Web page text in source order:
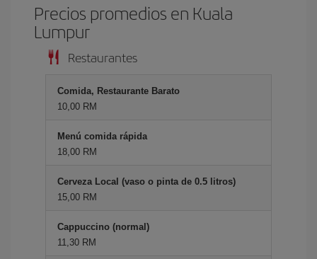
Precios promedios en Kuala
Lumpur
Restaurantes
Comida, Restaurante Barato
10,00 RM
Menú comida rápida
18,00 RM
Cerveza Local (vaso o pinta de 0.5 litros)
15,00 RM
Cappuccino (normal)
11,30 RM